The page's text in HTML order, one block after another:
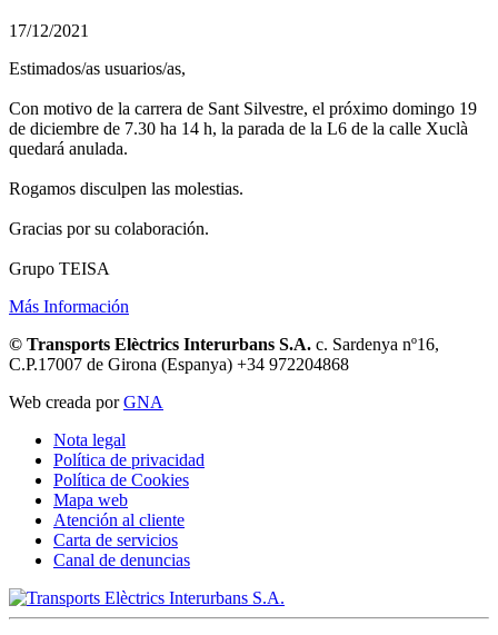
17/12/2021
Estimados/as usuarios/as,
Con motivo de la carrera de Sant Silvestre, el próximo domingo 19
de diciembre de 7.30 ha 14 h, la parada de la L6 de la calle Xuclà
quedará anulada.
Rogamos disculpen las molestias.
Gracias por su colaboración.
Grupo TEISA
Más Información
© Transports Elèctrics Interurbans S.A. c. Sardenya nº16,
C.P.17007 de Girona (Espanya) +34 972204868
Web creada porGNA
Nota legal
Política de privacidad
Política de Cookies
Mapa web
Atención al cliente
Carta de servicios
Canal de denuncias